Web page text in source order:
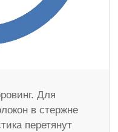
Для
в стержне
перетянут